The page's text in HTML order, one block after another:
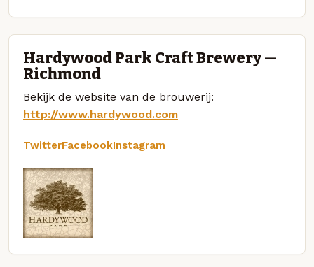
Hardywood Park Craft Brewery —
Richmond
Bekijk de website van de brouwerij:
http://www.hardywood.com
TwitterFacebookInstagram